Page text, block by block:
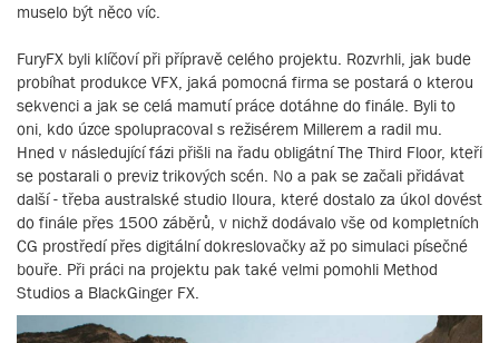
muselo být něco víc.
FuryFX byli klíčoví při přípravě celého projektu. Rozvrhli, jak bude
probíhat produkce VFX, jaká pomocná firma se postará o kterou
sekvenci a jak se celá mamutí práce dotáhne do finále. Byli to
oni, kdo úzce spolupracoval s režisérem Millerem a radil mu.
Hned v následující fázi přišli na řadu obligátní The Third Floor, kteří
se postarali o previz trikových scén. No a pak se začali přidávat
další - třeba australské studio Iloura, které dostalo za úkol dovést
do finále přes 1500 záběrů, v nichž dodávalo vše od kompletních
CG prostředí přes digitální dokreslovačky až po simulaci písečné
bouře. Při práci na projektu pak také velmi pomohli Method
Studios a BlackGinger FX.